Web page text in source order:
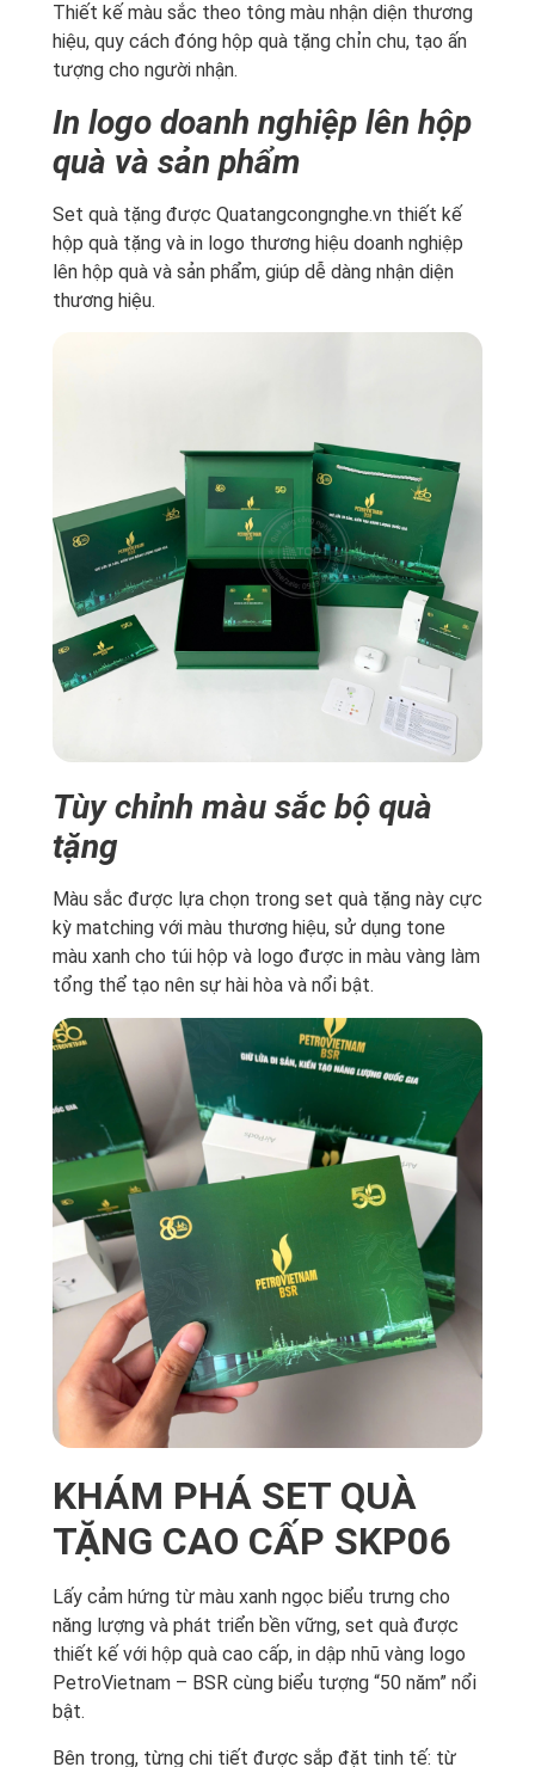
Thiết kế màu sắc theo tông màu nhận diện thương
hiệu, quy cách đóng hộp quà tặng chỉn chu, tạo ấn
tượng cho người nhận.
In logo doanh nghiệp lên hộp
quà và sản phẩm
Set quà tặng được Quatangcongnghe.vn thiết kế
hộp quà tặng và in logo thương hiệu doanh nghiệp
lên hộp quà và sản phẩm, giúp dễ dàng nhận diện
thương hiệu.
Tùy chỉnh màu sắc bộ quà
tặng
Màu sắc được lựa chọn trong set quà tặng này cực
kỳ matching với màu thương hiệu, sử dụng tone
màu xanh cho túi hộp và logo được in màu vàng làm
tổng thể tạo nên sự hài hòa và nổi bật.
KHÁM PHÁ SET QUÀ
TẶNG CAO CẤP SKP06
Lấy cảm hứng từ màu xanh ngọc biểu trưng cho
năng lượng và phát triển bền vững, set quà được
thiết kế với hộp quà cao cấp, in dập nhũ vàng logo
PetroVietnam – BSR cùng biểu tượng “50 năm” nổi
bật.
Bên trong, từng chi tiết được sắp đặt tinh tế: từ